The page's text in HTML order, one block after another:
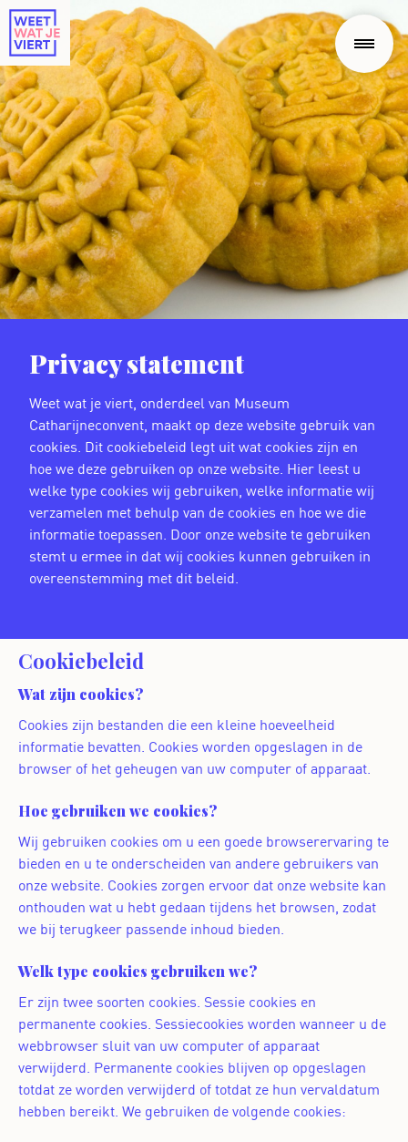
Privacy statement
Weet wat je viert, onderdeel van Museum
Catharijneconvent, maakt op deze website gebruik van
cookies. Dit cookiebeleid legt uit wat cookies zijn en
hoe we deze gebruiken op onze website. Hier leest u
welke type cookies wij gebruiken, welke informatie wij
verzamelen met behulp van de cookies en hoe we die
informatie toepassen. Door onze website te gebruiken
stemt u ermee in dat wij cookies kunnen gebruiken in
overeenstemming met dit beleid.
Cookiebeleid
Wat zijn cookies?
Cookies zijn bestanden die een kleine hoeveelheid
informatie bevatten. Cookies worden opgeslagen in de
browser of het geheugen van uw computer of apparaat.
Hoe gebruiken we cookies?
Wij gebruiken cookies om u een goede browserervaring te
bieden en u te onderscheiden van andere gebruikers van
onze website. Cookies zorgen ervoor dat onze website kan
onthouden wat u hebt gedaan tijdens het browsen, zodat
we bij terugkeer passende inhoud bieden.
Welk type cookies gebruiken we?
Er zijn twee soorten cookies. Sessie cookies en
permanente cookies. Sessiecookies worden wanneer u de
webbrowser sluit van uw computer of apparaat
verwijderd. Permanente cookies blijven op opgeslagen
totdat ze worden verwijderd of totdat ze hun vervaldatum
hebben bereikt. We gebruiken de volgende cookies: